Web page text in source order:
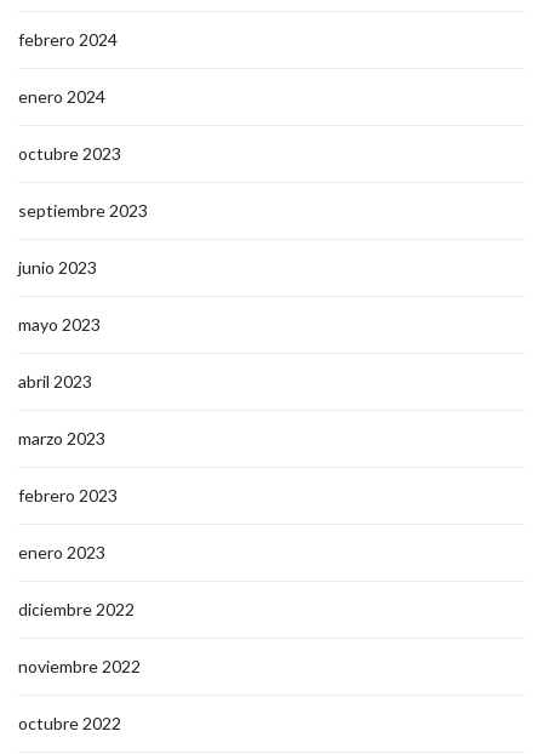
febrero 2024
enero 2024
octubre 2023
septiembre 2023
junio 2023
mayo 2023
abril 2023
marzo 2023
febrero 2023
enero 2023
diciembre 2022
noviembre 2022
octubre 2022